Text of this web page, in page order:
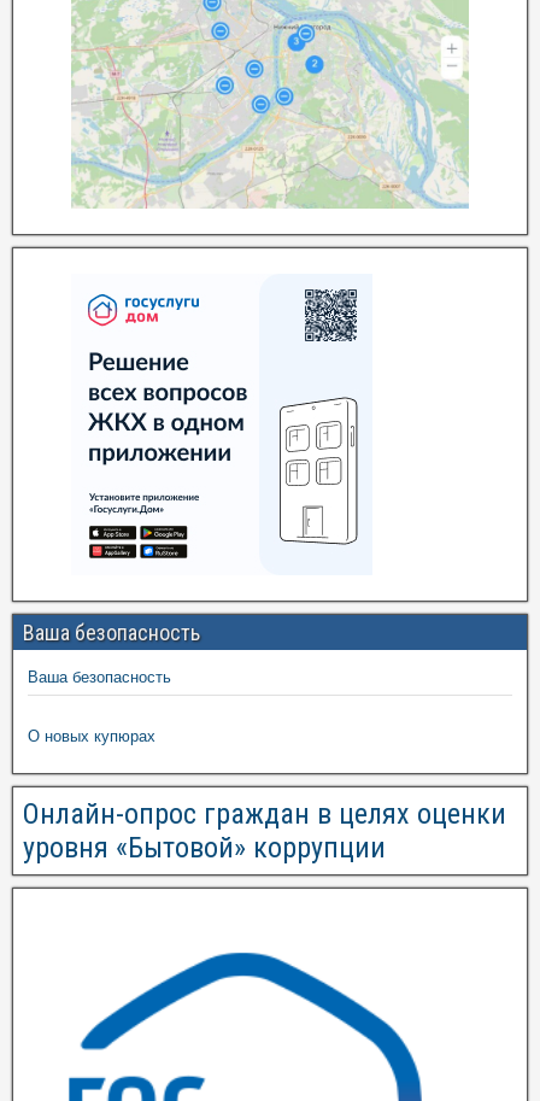
Ваша безопасность
Ваша безопасность
О новых купюрах
Онлайн-опрос граждан в целях оценки
уровня «Бытовой» коррупции